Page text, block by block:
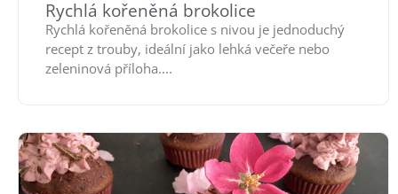
Rychlá kořeněná brokolice
Rychlá kořeněná brokolice s nivou je jednoduchý
recept z trouby, ideální jako lehká večeře nebo
zeleninová příloha....